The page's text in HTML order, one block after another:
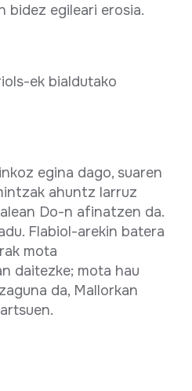
bidez egileari erosia.
ek bialdutako
egina dago, suaren
ahuntz larruz
Do-n afinatzen da.
Flabiol-arekin batera
mota
daitezke; mota hau
da, Mallorkan